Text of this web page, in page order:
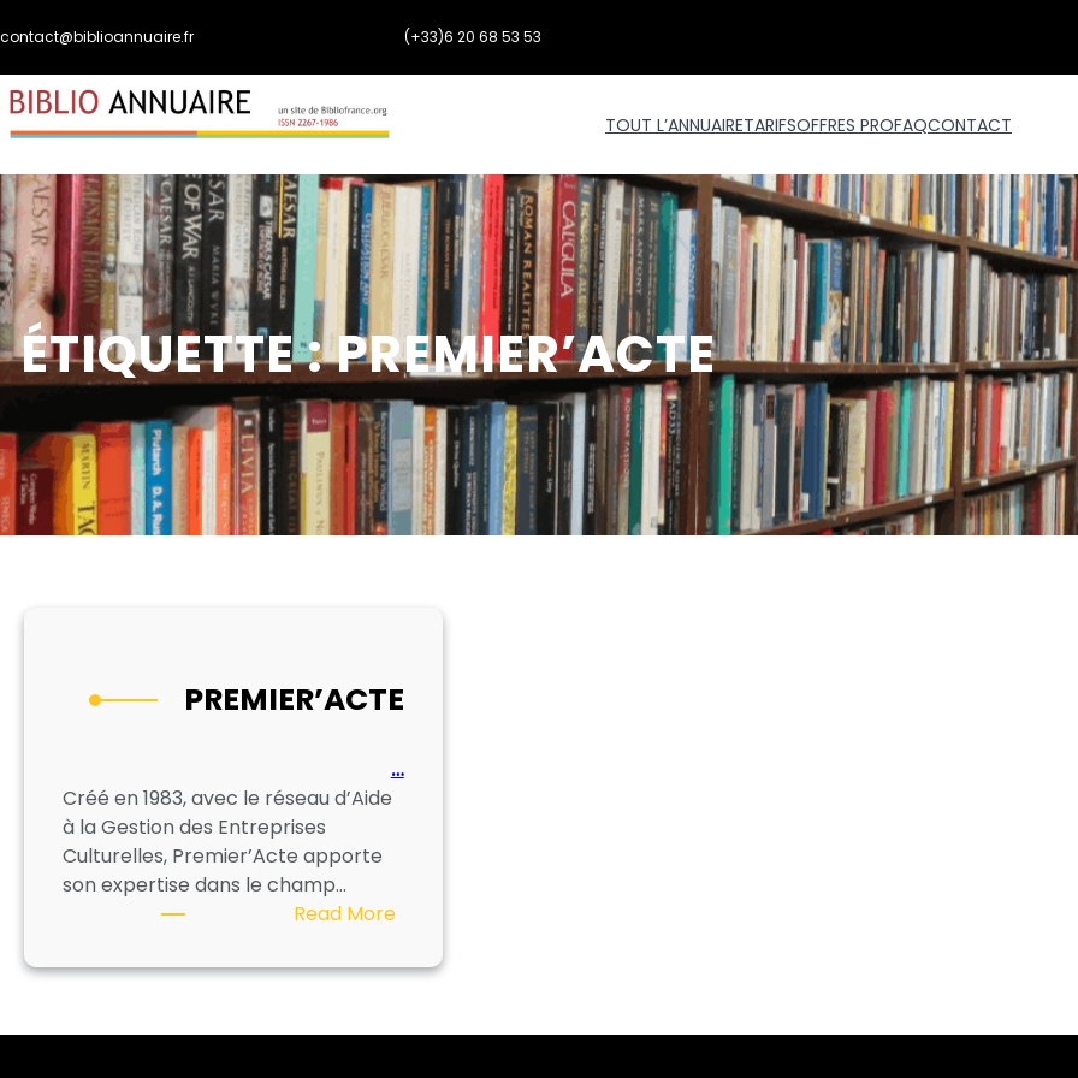
au
contenu
contact@biblioannuaire.fr (+33)6 20 68 53 53
TOUT L’ANNUAIRETARIFSOFFRES PROFAQCONTACT
ÉTIQUETTE :PREMIER’ACTE
PREMIER’ACTE
…
Créé en 1983, avec le réseau d’Aide
à la Gestion des Entreprises
Culturelles, Premier’Acte apporte
son expertise dans le champ…
Read More: